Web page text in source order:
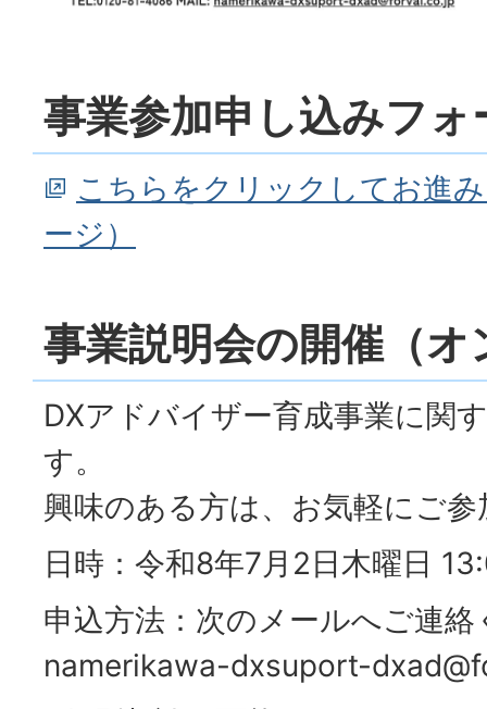
事業参加申し込みフォ
こちらをクリックしてお進
ージ）
事業説明会の開催（オ
DXアドバイザー育成事業に関
す。
興味のある方は、お気軽にご
日時：令和8年7月2日木曜日
申込方法：次のメールへご連
namerikawa-dxsuport-